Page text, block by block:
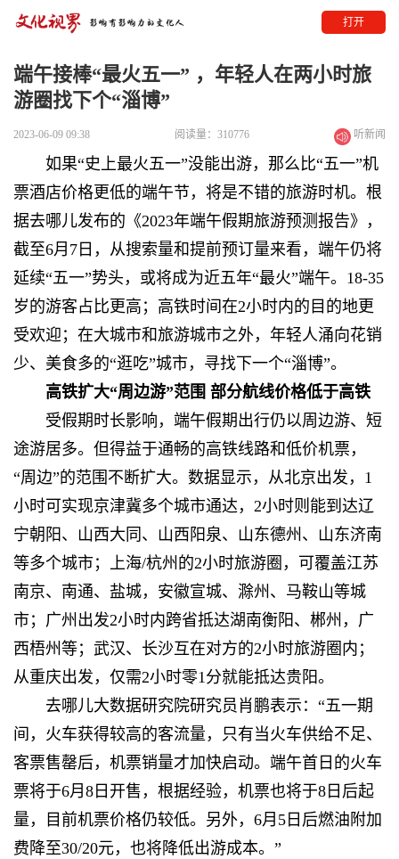
打开
端午接棒“最火五一” ，年轻人在两小时旅
游圈找下个“淄博”
2023-06-09 09:38 阅读量：310776 听新闻
如果“史上最火五一”没能出游，那么比“五一”机
票酒店价格更低的端午节，将是不错的旅游时机。根
据去哪儿发布的《2023年端午假期旅游预测报告》，
截至6月7日，从搜索量和提前预订量来看，端午仍将
延续“五一”势头，或将成为近五年“最火”端午。18-35
岁的游客占比更高；高铁时间在2小时内的目的地更
受欢迎；在大城市和旅游城市之外，年轻人涌向花销
少、美食多的“逛吃”城市，寻找下一个“淄博”。
高铁扩大“周边游”范围 部分航线价格低于高铁
受假期时长影响，端午假期出行仍以周边游、短
途游居多。但得益于通畅的高铁线路和低价机票，
“周边”的范围不断扩大。数据显示，从北京出发，1
小时可实现京津冀多个城市通达，2小时则能到达辽
宁朝阳、山西大同、山西阳泉、山东德州、山东济南
等多个城市；上海/杭州的2小时旅游圈，可覆盖江苏
南京、南通、盐城，安徽宣城、滁州、马鞍山等城
市；广州出发2小时内跨省抵达湖南衡阳、郴州，广
西梧州等；武汉、长沙互在对方的2小时旅游圈内；
从重庆出发，仅需2小时零1分就能抵达贵阳。
去哪儿大数据研究院研究员肖鹏表示：“五一期
间，火车获得较高的客流量，只有当火车供给不足、
客票售罄后，机票销量才加快启动。端午首日的火车
票将于6月8日开售，根据经验，机票也将于8日后起
量，目前机票价格仍较低。另外，6月5日后燃油附加
费降至30/20元，也将降低出游成本。”